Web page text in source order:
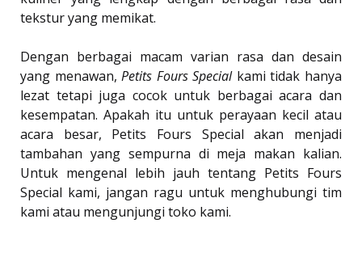
tekstur yang memikat.
Dengan berbagai macam varian rasa dan desain
yang menawan,Petits Fours Specialkami tidak hanya
lezat tetapi juga cocok untuk berbagai acara dan
kesempatan. Apakah itu untuk perayaan kecil atau
acara besar, Petits Fours Special akan menjadi
tambahan yang sempurna di meja makan kalian.
Untuk mengenal lebih jauh tentang Petits Fours
Special kami, jangan ragu untuk menghubungi tim
kami atau mengunjungi toko kami.